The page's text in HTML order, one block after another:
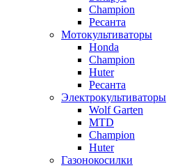
Champion
Ресанта
Мотокультиваторы
Honda
Champion
Huter
Ресанта
Электрокультиваторы
Wolf Garten
MTD
Champion
Huter
Газонокосилки